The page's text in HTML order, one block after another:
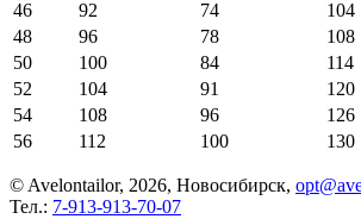
46
92 74
104
48
96 78
108
50
100 84
114
52
104 91
120
54
108 96
126
56
112 100 130
© Avelontailor, 2026, Новосибирск,
Тел.: 7-913-913-70-07